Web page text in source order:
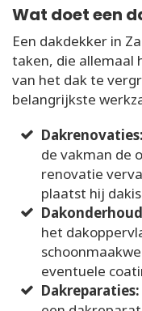
Wat doet een
Een dakdekker in
taken, die allemaal
van het dak te
belangrijkste
Dakrenovaties:
de vakman de
renovatie
plaatst hij
het
eventuele
Dakreparaties: